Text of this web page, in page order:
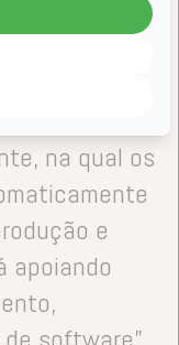
na qual os
e
apoiando